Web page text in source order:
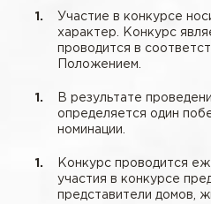
Участие в конкурсе
характер. Конкурс
проводится в
Положением.
В результате
определяется один
номинации.
Конкурс проводится
участия в конкурсе
представители домов,